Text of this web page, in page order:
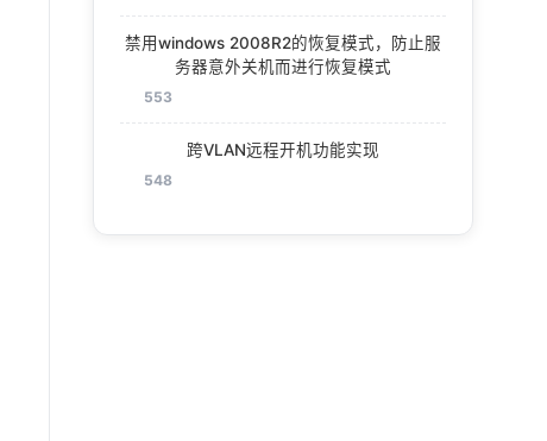
禁用windows 2008R2的恢复模式，防止服
务器意外关机而进行恢复模式
553
跨VLAN远程开机功能实现
548